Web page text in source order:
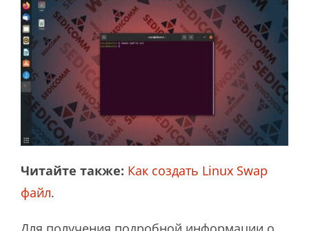
Читайте также: Как создать Linux Swap
файл.